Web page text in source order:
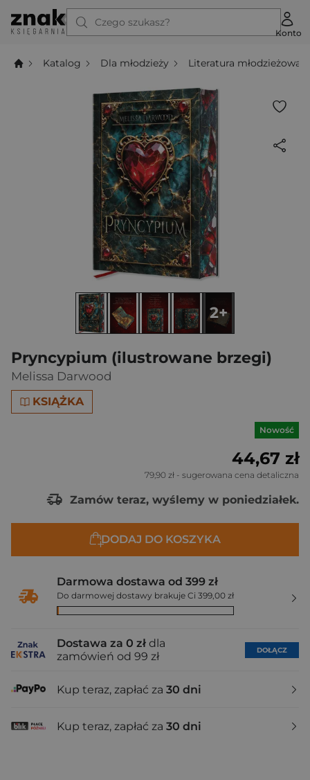
Czego szukasz?
Konto
Katalog Dla młodzieży Literatura młodzieżowa
Pryncypium (ilustrowane brzegi)
Melissa Darwood
KSIĄŻKA
2+
Nowość
44,67 zł
79,90 zł - sugerowana cena detaliczna
Zamów teraz, wyślemy w poniedziałek.
DODAJ DO KOSZYKA
Darmowa dostawa od 399 zł
Do darmowej dostawy brakuje Ci 399,00 zł
Dostawa za 0 zł dla
zamówień od 99 zł
DOŁĄCZ
Kup teraz, zapłać za 30 dni
Kup teraz, zapłać za 30 dni